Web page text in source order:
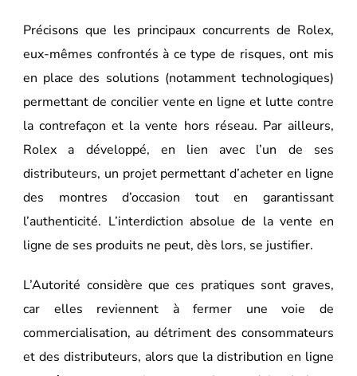
Précisons que les principaux concurrents de Rolex,
eux-mêmes confrontés à ce type de risques, ont mis
en place des solutions (notamment technologiques)
permettant de concilier vente en ligne et lutte contre
la contrefaçon et la vente hors réseau. Par ailleurs,
Rolex a développé, en lien avec l’un de ses
distributeurs, un projet permettant d’acheter en ligne
des montres d’occasion tout en garantissant
l’authenticité. L’interdiction absolue de la vente en
ligne de ses produits ne peut, dès lors, se justifier.
L’Autorité considère que ces pratiques sont graves,
car elles reviennent à fermer une voie de
commercialisation, au détriment des consommateurs
et des distributeurs, alors que la distribution en ligne